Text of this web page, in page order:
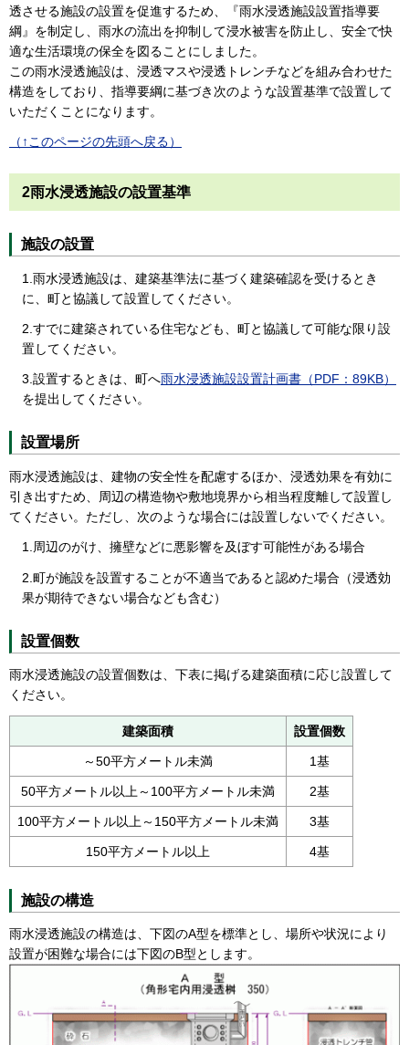
透させる施設の設置を促進するため、『雨水浸透施設設置指導要
綱』を制定し、雨水の流出を抑制して浸水被害を防止し、安全で快
適な生活環境の保全を図ることにしました。
この雨水浸透施設は、浸透マスや浸透トレンチなどを組み合わせた
構造をしており、指導要綱に基づき次のような設置基準で設置して
いただくことになります。
（↑このページの先頭へ戻る）
2雨水浸透施設の設置基準
施設の設置
1.雨水浸透施設は、建築基準法に基づく建築確認を受けるとき
に、町と協議して設置してください。
2.すでに建築されている住宅なども、町と協議して可能な限り設
置してください。
3.設置するときは、町へ雨水浸透施設設置計画書（PDF：89KB）
を提出してください。
設置場所
雨水浸透施設は、建物の安全性を配慮するほか、浸透効果を有効に
引き出すため、周辺の構造物や敷地境界から相当程度離して設置し
てください。ただし、次のような場合には設置しないでください。
1.周辺のがけ、擁壁などに悪影響を及ぼす可能性がある場合
2.町が施設を設置することが不適当であると認めた場合（浸透効
果が期待できない場合なども含む）
設置個数
雨水浸透施設の設置個数は、下表に掲げる建築面積に応じ設置して
ください。
建築面積 設置個数
～50平方メートル未満 1基
50平方メートル以上～100平方メートル未満 2基
100平方メートル以上～150平方メートル未満 3基
150平方メートル以上 4基
施設の構造
雨水浸透施設の構造は、下図のA型を標準とし、場所や状況により
設置が困難な場合には下図のB型とします。